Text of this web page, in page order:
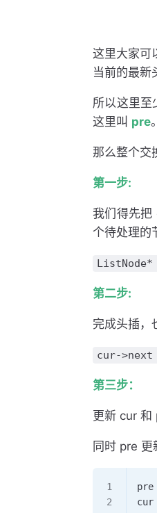
这里大家可
当前的最新
所以这里至
这里叫 pre。
那么整个交
第一步:
我们得先把
个待处理的
第二步:
完成头插，
cur-
第三步：
更新 cur 和
同时 pre 更
pre
cur